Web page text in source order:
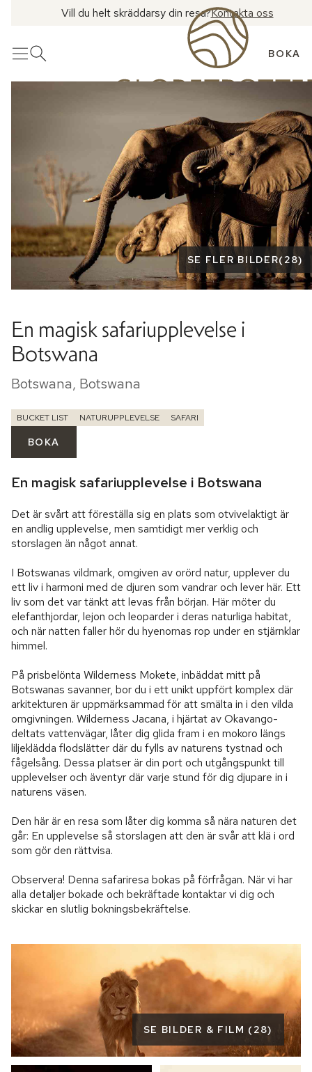
Vill du helt skräddarsy din resa?Kontakta oss
MenyÖppna sök BOKA
Se fler bilder
SE FLER BILDER(28)
En magisk safariupplevelse i
Botswana
Botswana, Botswana
BUCKET LIST NATURUPPLEVELSE SAFARI
BOKA
En magisk safariupplevelse i Botswana
Det är svårt att föreställa sig en plats som otvivelaktigt är
en andlig upplevelse, men samtidigt mer verklig och
storslagen än något annat.
I Botswanas vildmark, omgiven av orörd natur, upplever du
ett liv i harmoni med de djuren som vandrar och lever här. Ett
liv som det var tänkt att levas från början. Här möter du
elefanthjordar, lejon och leoparder i deras naturliga habitat,
och när natten faller hör du hyenornas rop under en stjärnklar
himmel.
På prisbelönta Wilderness Mokete, inbäddat mitt på
Botswanas savanner, bor du i ett unikt uppfört komplex där
arkitekturen är uppmärksammad för att smälta in i den vilda
omgivningen. Wilderness Jacana, i hjärtat av Okavango-
deltats vattenvägar, låter dig glida fram i en mokoro längs
liljeklädda flodslätter där du fylls av naturens tystnad och
fågelsång. Dessa platser är din port och utgångspunkt till
upplevelser och äventyr där varje stund för dig djupare in i
naturens väsen.
Den här är en resa som låter dig komma så nära naturen det
går: En upplevelse så storslagen att den är svår att klä i ord
som gör den rättvisa.
Observera! Denna safariresa bokas på förfrågan. När vi har
alla detaljer bokade och bekräftade kontaktar vi dig och
skickar en slutlig bokningsbekräftelse.
SE BILDER & FILM (28)